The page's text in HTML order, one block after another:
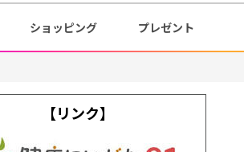
ショッピング プレゼント
【リンク】